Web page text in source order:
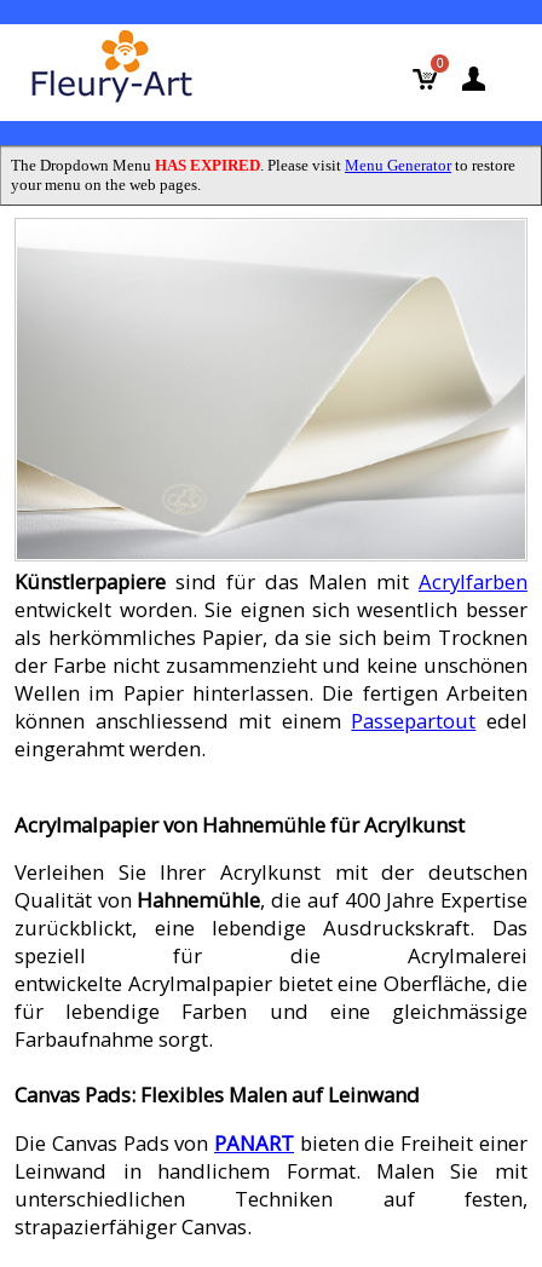
0
The Dropdown Menu HAS EXPIRED. Please visit Menu Generatorto restore
your menu on the web pages.
Künstlerpapieresind für das Malen mit Acrylfarben
entwickelt worden. Sie eignen sich wesentlich besser
als herkömmliches Papier, da sie sich beim Trocknen
der Farbe nicht zusammenzieht und keine unschönen
Wellen im Papier hinterlassen. Die fertigen Arbeiten
können anschliessend mit einem Passepartout edel
eingerahmt werden.
Acrylmalpapier von Hahnemühle für Acrylkunst
Verleihen Sie Ihrer Acrylkunst mit der deutschen
Qualität von Hahnemühle, die auf 400 Jahre Expertise
zurückblickt, eine lebendige Ausdruckskraft. Das
speziell für die Acrylmalerei
entwickelte Acrylmalpapier bietet eine Oberfläche, die
für lebendige Farben und eine gleichmässige
Farbaufnahme sorgt.
Canvas Pads: Flexibles Malen auf Leinwand
Die Canvas Pads von PANART bieten die Freiheit einer
Leinwand in handlichem Format. Malen Sie mit
unterschiedlichen Techniken auf festen,
strapazierfähiger Canvas.